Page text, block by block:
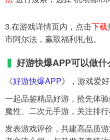
3.在游戏详情页内，点击下载
市阿尔法，赢取福利礼包。
▍ 好游快爆APP可以做什
《好游快爆APP》，游戏爱
一起品鉴精品好游，抢先体
魔性、二次元手游，关注排行
发表游戏评价，共建高品质